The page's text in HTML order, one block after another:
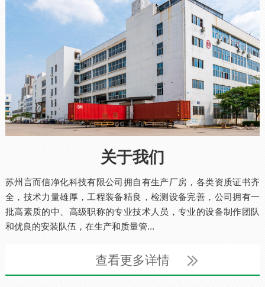
关于我们
苏州言而信净化科技有限公司拥自有生产厂房，各类资质证书齐
全，技术力量雄厚，工程装备精良，检测设备完善，公司拥有一
批高素质的中、高级职称的专业技术人员，专业的设备制作团队
和优良的安装队伍，在生产和质量管...
查看更多详情